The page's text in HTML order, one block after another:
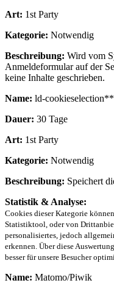
Art: 1st Party
Kategorie: Notwendig
Beschreibung: Wird vom
Anmeldeformular auf der
keine Inhalte geschrieben.
Name: ld-cookieselection**
Dauer: 30 Tage
Art: 1st Party
Kategorie: Notwendig
Beschreibung: Speichert
Statistik & Analyse:
Cookies dieser Kategorie
Statistiktool, oder von
personalisiertes, jedoch
erkennen. Über diese
besser für unsere Besucher
Name: Matomo/Piwik